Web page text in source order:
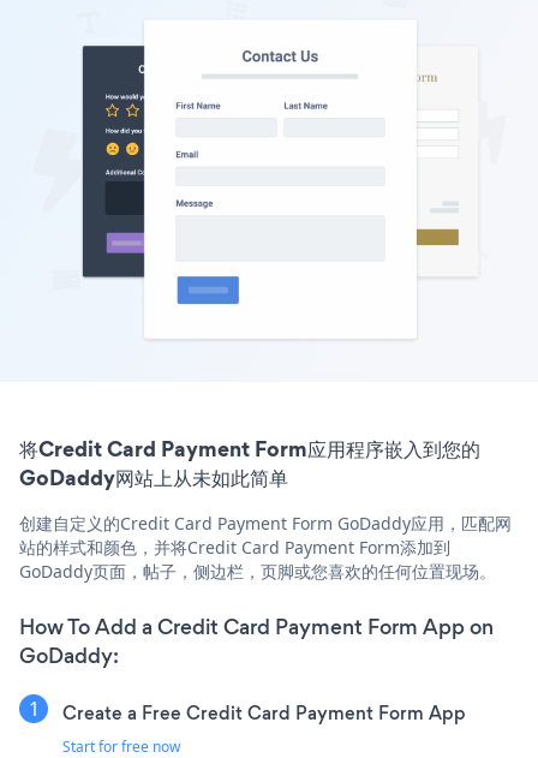
将Credit Card Payment Form应用程序嵌入到您的
GoDaddy网站上从未如此简单
创建自定义的Credit Card Payment Form GoDaddy应用，匹配网
站的样式和颜色，并将Credit Card Payment Form添加到
GoDaddy页面，帖子，侧边栏，页脚或您喜欢的任何位置现场。
How To Add a Credit Card Payment Form App on
GoDaddy:
Create a Free Credit Card Payment Form App
Start for free now